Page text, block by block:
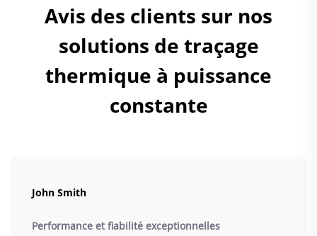
Avis des clients sur nos
solutions de traçage
thermique à puissance
constante
John Smith
Performance et fiabilité exceptionnelles